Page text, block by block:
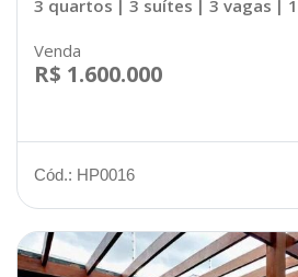
3 quartos | 3 suítes | 3 vagas |
Venda
R$ 1.600.000
Cód.: HP0016